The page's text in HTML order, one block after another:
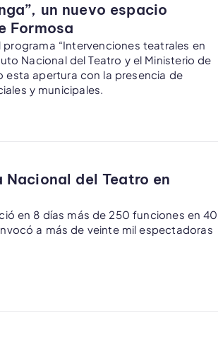
un nuevo espacio
Formosa
“Intervenciones teatrales en
Nacional del Teatro y el Ministerio de
esta apertura con la presencia de
y municipales.
del Teatro en
en 8 días más de 250 funciones en 40
a más de veinte mil espectadoras